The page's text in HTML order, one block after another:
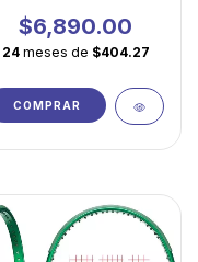
Federer
$6,890.00
24 meses de $404.27
COMPRAR